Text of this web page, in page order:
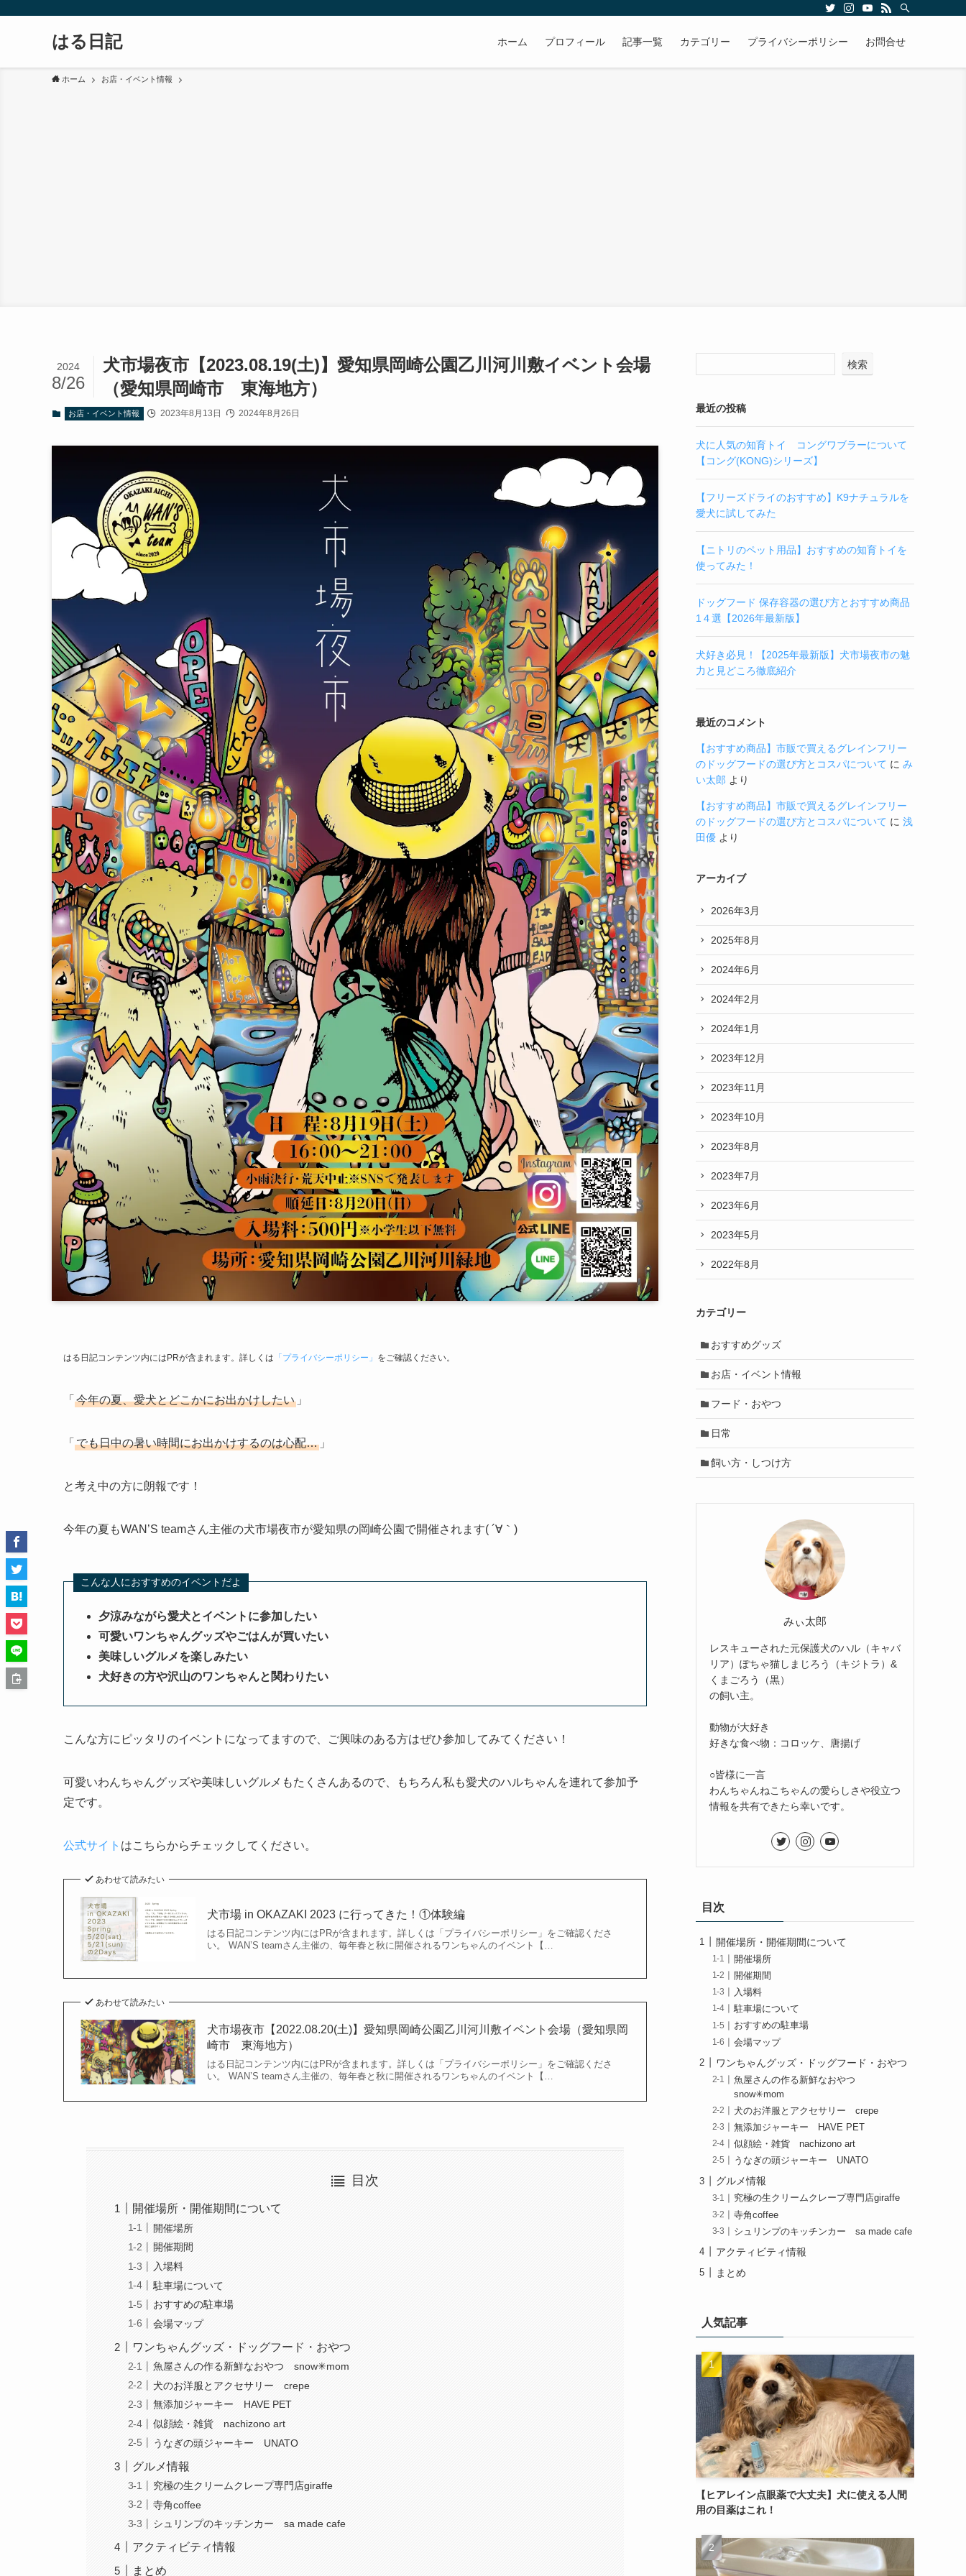
はる日記 ホーム プロフィール 記事一覧 カテゴリー プライバシーポリシー お問合せ
ホーム お店・イベント情報
犬市場夜市【2023.08.19(土)】愛知県岡崎公園乙川河川敷イベント会場
（愛知県岡崎市 東海地方）
2024
8/26
お店・イベント情報 2023年8月13日 2024年8月26日
はる日記コンテンツ内にはPRが含まれます。詳しくは 「プライバシーポリシー」 をご確認ください。
「 今年の夏、愛犬とどこかにお出かけしたい 」
「 でも日中の暑い時間にお出かけするのは心配… 」
と考え中の方に朗報です！
今年の夏もWAN’S teamさん主催の犬市場夜市が愛知県の岡崎公園で開催されます( ´∀｀)
こんな人におすすめのイベントだよ
夕涼みながら愛犬とイベントに参加したい
可愛いワンちゃんグッズやごはんが買いたい
美味しいグルメを楽しみたい
犬好きの方や沢山のワンちゃんと関わりたい
こんな方にピッタリのイベントになってますので、ご興味のある方はぜひ参加してみてください！
可愛いわんちゃんグッズや美味しいグルメもたくさんあるので、もちろん私も愛犬のハルちゃんを連れて参加予
定です。
公式サイト はこちらからチェックしてください。
あわせて読みたい
犬市場 in OKAZAKI 2023 に行ってきた！①体験編
はる日記コンテンツ内にはPRが含まれます。詳しくは「プライバシーポリシー」をご確認くださ
い。 WAN’S teamさん主催の、毎年春と秋に開催されるワンちゃんのイベント【…
あわせて読みたい
犬市場夜市【2022.08.20(土)】愛知県岡崎公園乙川河川敷イベント会場（愛知県岡
崎市 東海地方）
はる日記コンテンツ内にはPRが含まれます。詳しくは「プライバシーポリシー」をご確認くださ
い。 WAN’S teamさん主催の、毎年春と秋に開催されるワンちゃんのイベント【…
目次
開催場所・開催期間について
開催場所
開催期間
入場料
駐車場について
おすすめの駐車場
会場マップ
ワンちゃんグッズ・ドッグフード・おやつ
魚屋さんの作る新鮮なおやつ snow✳︎mom
犬のお洋服とアクセサリー crepe
無添加ジャーキー HAVE PET
似顔絵・雑貨 nachizono art
うなぎの頭ジャーキー UNATO
グルメ情報
究極の生クリームクレープ専門店giraffe
寺角coffee
シュリンプのキッチンカー sa made cafe
アクティビティ情報
まとめ
検索
最近の投稿
犬に人気の知育トイ コングワブラーについて
【コング(KONG)シリーズ】
【フリーズドライのおすすめ】K9ナチュラルを
愛犬に試してみた
【ニトリのペット用品】おすすめの知育トイを
使ってみた！
ドッグフード 保存容器の選び方とおすすめ商品
1４選【2026年最新版】
犬好き必見！【2025年最新版】犬市場夜市の魅
力と見どころ徹底紹介
最近のコメント
【おすすめ商品】市販で買えるグレインフリー
のドッグフードの選び方とコスパについて に み
い太郎 より
【おすすめ商品】市販で買えるグレインフリー
のドッグフードの選び方とコスパについて に 浅
田優 より
アーカイブ
2026年3月
2025年8月
2024年6月
2024年2月
2024年1月
2023年12月
2023年11月
2023年10月
2023年8月
2023年7月
2023年6月
2023年5月
2022年8月
カテゴリー
おすすめグッズ
お店・イベント情報
フード・おやつ
日常
飼い方・しつけ方
みぃ太郎
レスキューされた元保護犬のハル（キャバ
リア）ぽちゃ猫しまじろう（キジトラ）&
くまごろう（黒）
の飼い主。
動物が大好き
好きな食べ物：コロッケ、唐揚げ
○皆様に一言
わんちゃんねこちゃんの愛らしさや役立つ
情報を共有できたら幸いです。
目次
開催場所・開催期間について
開催場所
開催期間
入場料
駐車場について
おすすめの駐車場
会場マップ
ワンちゃんグッズ・ドッグフード・おやつ
魚屋さんの作る新鮮なおやつ
snow✳︎mom
犬のお洋服とアクセサリー crepe
無添加ジャーキー HAVE PET
似顔絵・雑貨 nachizono art
うなぎの頭ジャーキー UNATO
グルメ情報
究極の生クリームクレープ専門店giraffe
寺角coffee
シュリンプのキッチンカー sa made cafe
アクティビティ情報
まとめ
人気記事
【ヒアレイン点眼薬で大丈夫】犬に使える人間
用の目薬はこれ！